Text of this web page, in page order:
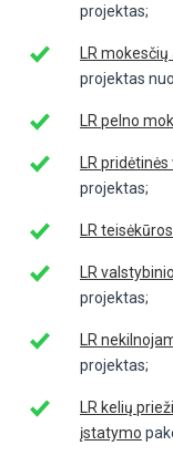
projektas;
LR
projektas
LR pelno
LR
projektas;
LR
LR
projektas;
LR
projektas;
LR kelių
įstatymo